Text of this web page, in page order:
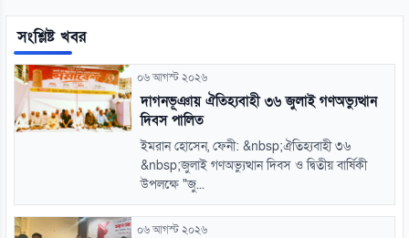
সংশ্লিষ্ট খবর
০৬ আগস্ট ২০২৬
দাগনভূঞায় ঐতিহ্যবাহী ৩৬ জুলাই গণঅভ্যুত্থান
দিবস পালিত
ইমরান হোসেন, ফেনী: &nbsp;ঐতিহ্যবাহী ৩৬
&nbsp;জুলাই গণঅভ্যুত্থান দিবস ও দ্বিতীয় বার্ষিকী
উপলক্ষে "জু...
০৬ আগস্ট ২০২৬